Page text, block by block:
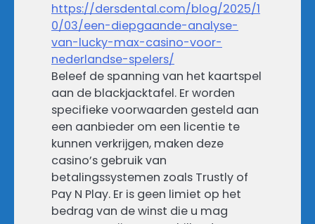
https://dersdental.com/blog/2025/1
0/03/een-diepgaande-analyse-
van-lucky-max-casino-voor-
nederlandse-spelers/
Beleef de spanning van het kaartspel
aan de blackjacktafel. Er worden
specifieke voorwaarden gesteld aan
een aanbieder om een licentie te
kunnen verkrijgen, maken deze
casino’s gebruik van
betalingssystemen zoals Trustly of
Pay N Play. Er is geen limiet op het
bedrag van de winst die u mag